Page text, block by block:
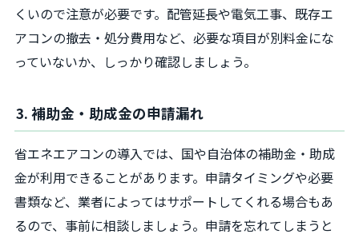
くいので注意が必要です。配管延長や電気工事、既存エ
アコンの撤去・処分費用など、必要な項目が別料金にな
っていないか、しっかり確認しましょう。
3. 補助金・助成金の申請漏れ
省エネエアコンの導入では、国や自治体の補助金・助成
金が利用できることがあります。申請タイミングや必要
書類など、業者によってはサポートしてくれる場合もあ
るので、事前に相談しましょう。申請を忘れてしまうと